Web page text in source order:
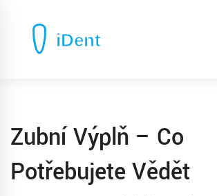
Zubní Výplň – Co
Potřebujete Vědět